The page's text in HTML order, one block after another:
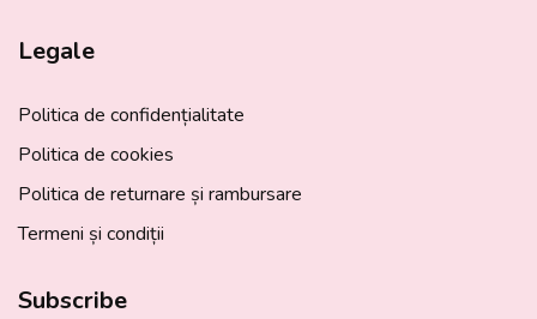
Legale
Politica de confidențialitate
Politica de cookies
Politica de returnare și rambursare
Termeni și condiții
Subscribe